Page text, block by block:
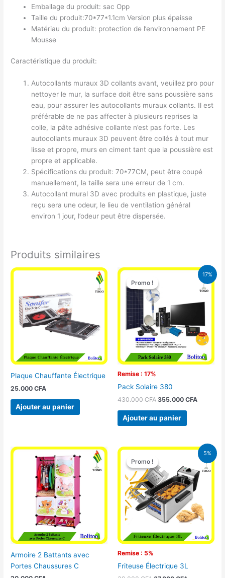
Emballage du produit: sac Opp
Taille du produit:70*77*1.1cm Version plus épaisse
Matériau du produit: protection de l’environnement PE
Mousse
Caractéristique du produit:
Autocollants muraux 3D collants avant, veuillez pro pour
nettoyer le mur, la surface doit être sans poussière sans
eau, pour assurer les autocollants muraux collants. Il est
préférable de ne pas affecter à plusieurs reprises la
colle, la pâte adhésive collante n’est pas forte. Les
autocollants muraux 3D peuvent être collés à tout mur
lisse et propre, murs en ciment tant que la poussière est
propre et applicable.
Spécifications du produit: 70*77CM, peut être coupé
manuellement, la taille sera une erreur de 1 cm.
Autocollant mural 3D avec produits en plastique, juste
reçu sera une odeur, le lieu de ventilation général
environ 1 jour, l’odeur peut être dispersée.
Produits similaires
Plaque Chauffante Électrique
25.000CFA
Ajouter au panier
17%
Promo !
Remise : 17%
Promo !
Pack Solaire 380
430.000CFA
Le
initial
était :
430.000 CFA.
355.000 CFA
Le
prix
actuel
355.000
Ajouter au panier
Armoire 2 Battants avec
Portes Chaussures C
5%
Promo !
Remise : 5%
Promo !
Friteuse Électrique 3L
Le
initial
était :
39.000 CFA.
Le
prix
actuel
est :
37.000 CFA.